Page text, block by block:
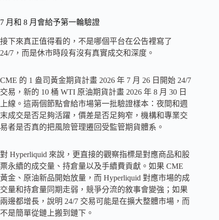
7 月和 8 月會給予第一輪驗證
接下來真正值得看的，不是哪個平台在公告裡寫了
24/7，而是休市時段有沒有真實成交和深度。
CME 的 1 盎司黃金期貨計畫 2026 年 7 月 26 日開始 24/7
交易，新的 10 桶 WTI 原油期貨計畫 2026 年 8 月 30 日
上線。這兩個節點會給市場第一批驗證樣本：夜間和週
末成交是否足夠活躍，價差是否足夠窄，機構和專業交
易者是否真的把風險管理遷回受監管期貨體系。
對 Hyperliquid 來說，更直接的觀察指標是對應商品和股
票永續的成交量、持倉量以及手續費貢獻。如果 CME
黃金、原油新品開始放量，而 Hyperliquid 對應市場的成
交量和持倉量同期走弱，競爭分流的敘事會變強；如果
兩邊都增長，說明 24/7 交易可能是在擴大整體市場，而
不是簡單從鏈上搬到鏈下。